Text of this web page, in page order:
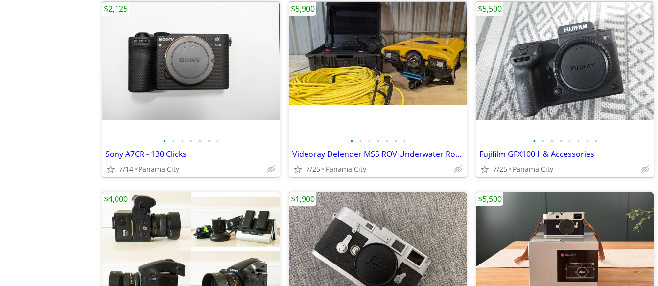
• • • • • • •
Sony A7CR - 130 Clicks
7/14 Panama City
$2,125
• • • • • • •
Videoray Defender MSS ROV Underwater Robotic Vehicle w/ Sonar
7/25 Panama City
$5,900
• • • • • • • •
Fujifilm GFX100 II & Accessories
7/25 Panama City
$5,500
$4,000 $1,900 $5,500